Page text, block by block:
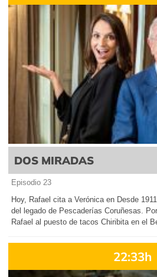
DOS MIRADAS
Episodio 23
Hoy, Rafael cita a Verónica en Desde
del legado de Pescaderías Coruñesas.
Rafael al puesto de tacos Chiribita en el
22:33h